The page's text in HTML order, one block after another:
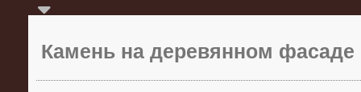
Камень на деревянном фасаде